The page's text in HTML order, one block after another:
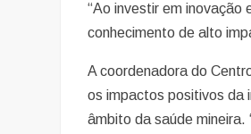
“Ao investir em inovação
conhecimento de alto
A coordenadora do
os impactos positivos da
âmbito da saúde